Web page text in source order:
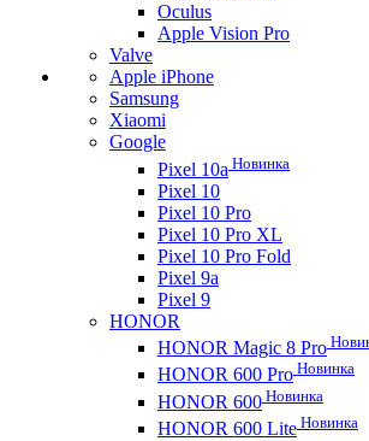
Oculus
Apple Vision Pro
Valve
Apple iPhone
Samsung
Xiaomi
Google
Pixel 10a Новинка
Pixel 10
Pixel 10 Pro
Pixel 10 Pro XL
Pixel 10 Pro Fold
Pixel 9a
Pixel 9
HONOR
HONOR Magic 8 Pro
HONOR 600 Pro Новинка
HONOR 600 Новинка
HONOR 600 Lite Новинка